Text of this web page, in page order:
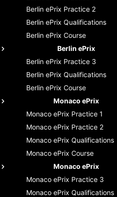
Berlin ePrix Practice 2
Berlin ePrix Qualifications
Berlin ePrix Course
Berlin ePrix
Berlin ePrix Practice 3
Berlin ePrix Qualifications
Berlin ePrix Course
Monaco ePrix
Monaco ePrix Practice 1
Monaco ePrix Practice 2
Monaco ePrix Qualifications
Monaco ePrix Course
Monaco ePrix
Monaco ePrix Practice 3
Monaco ePrix Qualifications